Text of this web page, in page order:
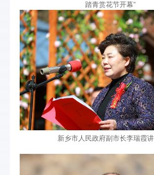
踏青赏花节开幕”
新乡市人民政府副市长李瑞霞